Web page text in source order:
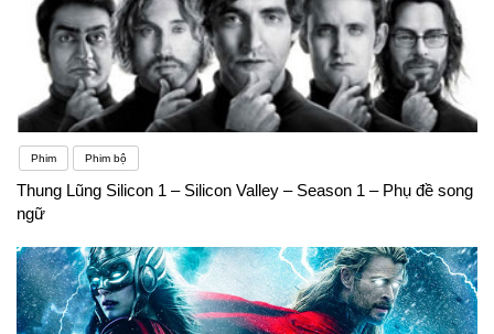
Phim Phim bộ
Thung Lũng Silicon 1 – Silicon Valley – Season 1 – Phụ đề song
ngữ